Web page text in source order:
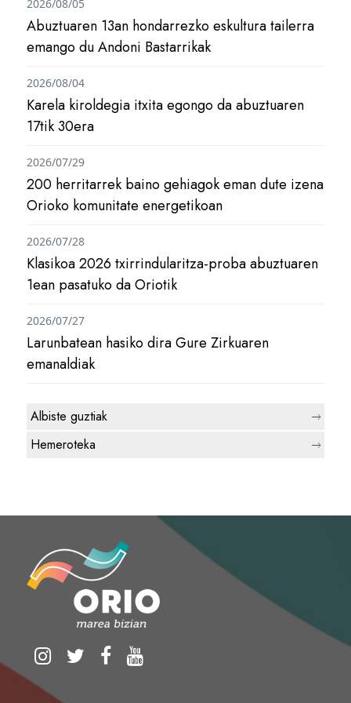
Abuztuaren 13an hondarrezko eskultura tailerra
emango du Andoni Bastarrikak
2026/08/05
Karela kiroldegia itxita egongo da abuztuaren
17tik 30era
2026/08/04
200 herritarrek baino gehiagok eman dute izena
Orioko komunitate energetikoan
2026/07/29
Klasikoa 2026 txirrindularitza-proba abuztuaren
1ean pasatuko da Oriotik
2026/07/28
Larunbatean hasiko dira Gure Zirkuaren
emanaldiak
2026/07/27
Albiste guztiak
Hemeroteka